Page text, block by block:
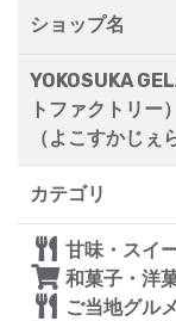
ショップ名
YOKOSUKA
トファクトリー）
（よこすかじぇ
カテゴリ
甘味・スイ
和菓子・洋
ご当地グルメ